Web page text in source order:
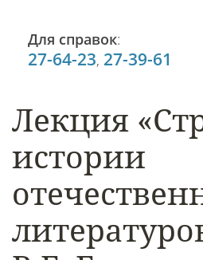
Лекция
истории
Для справок:
27-64-23, 27-39-61